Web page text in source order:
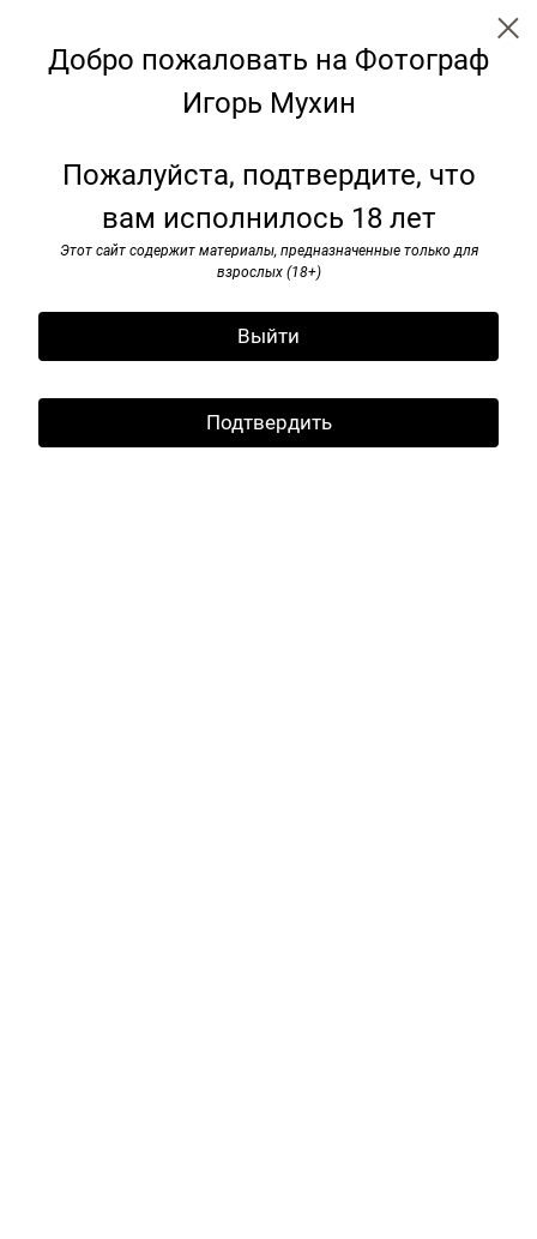
Добро пожаловать на Фотограф
Игорь Мухин
Пожалуйста, подтвердите, что
вам исполнилось 18 лет
Этот сайт содержит материалы, предназначенные только для
взрослых (18+)
Выйти
Подтвердить
Путешествие